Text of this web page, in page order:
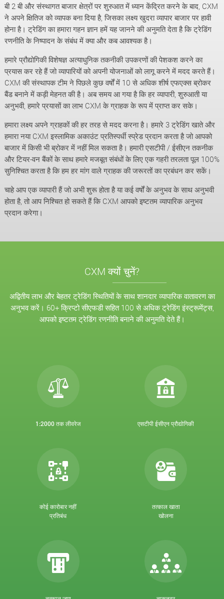
बी 2 बी और संस्थागत बाजार क्षेत्रों पर शुरुआत में ध्यान केंद्रित करने के बाद, CXM
ने अपने क्षितिज को व्यापक बना दिया है, जिसका लक्ष्य खुदरा व्यापार बाजार पर हावी
होना है। ट्रेडिंग का हमारा गहन ज्ञान हमें यह जानने की अनुमति देता है कि ट्रेडिंग
रणनीति के निष्पादन के संबंध में क्या और कब आवश्यक है।
हमारे प्रौद्योगिकी विशेषज्ञ अत्याधुनिक तकनीकी उपकरणों की पेशकश करने का
प्रयास कर रहे हैं जो व्यापारियों को अपनी योजनाओं को लागू करने में मदद करते हैं।
CXM की संस्थापक टीम ने पिछले कुछ वर्षों में 10 से अधिक शीर्ष एफएक्स ब्रोकर
बैंड बनाने में कड़ी मेहनत की है। अब समय आ गया है कि हर व्यापारी, शुरुआती या
अनुभवी, हमारे प्रयासों का लाभ CXM के ग्राहक के रूप में प्राप्त कर सके।
हमारा लक्ष्य अपने ग्राहकों की हर तरह से मदद करना है। हमारे 3 ट्रेडिंग खाते और
हमारा नया CXM इस्लामिक अकाउंट प्रतिस्पर्धी स्प्रेड प्रदान करता है जो आपको
बाजार में किसी भी ब्रोकर में नहीं मिल सकता है। हमारी एसटीपी / ईसीएन तकनीक
और टियर-वन बैंकों के साथ हमारे मजबूत संबंधों के लिए एक गहरी तरलता पूल 100%
सुनिश्चित करता है कि हम हर मांग वाले ग्राहक की जरूरतों का प्रबंधन कर सकें।
चाहे आप एक व्यापारी हैं जो अभी शुरू होता है या कई वर्षों के अनुभव के साथ अनुभवी
होता है, तो आप निश्चित हो सकते हैं कि CXM आपको इष्टतम व्यापारिक अनुभव
प्रदान करेगा।
CXM क्यों चुनें?
अद्वितीय लाभ और बेहतर ट्रेडिंग स्थितियों के साथ शानदार व्यापारिक वातावरण का
अनुभव करें। 60+ क्रिप्टो सीएफडी सहित 100 से अधिक ट्रेडिंग इंस्ट्रूमेंट्स,
आपको इष्टतम ट्रेडिंग रणनीति बनाने की अनुमति देते हैं।
1:2000 तक लीवरेज एसटीपी ईसीएन प्रौद्योगिकी
कोई कारोबार नहीं
प्रतिबंध
तत्काल खाता
खोलना